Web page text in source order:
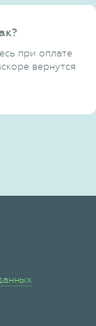
при оплате
вернутся